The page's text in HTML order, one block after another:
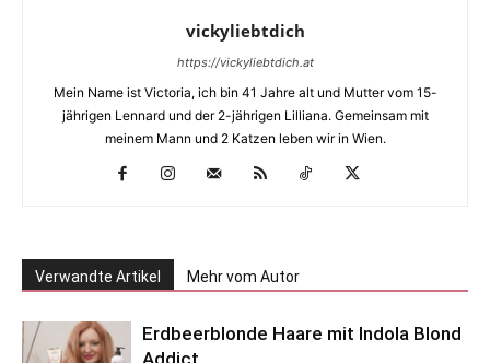
vickyliebtdich
https://vickyliebtdich.at
Mein Name ist Victoria, ich bin 41 Jahre alt und Mutter vom 15-
jährigen Lennard und der 2-jährigen Lilliana. Gemeinsam mit
meinem Mann und 2 Katzen leben wir in Wien.
Verwandte Artikel Mehr vom Autor
Erdbeerblonde Haare mit Indola Blond